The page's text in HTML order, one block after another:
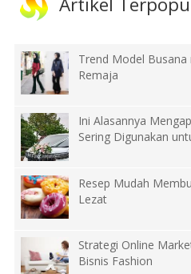
Trend Model
Remaja
Ini Alasannya
Sering Digunakan
Resep Mudah
Lezat
Strategi Online
Bisnis Fashion